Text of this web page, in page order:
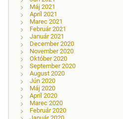
Máj 2021
Apríl 2021
Marec 2021
Február 2021
Január 2021
December 2020
November 2020
Október 2020
September 2020
August 2020
Jún 2020
Máj 2020
Apríl 2020
Marec 2020
Február 2020